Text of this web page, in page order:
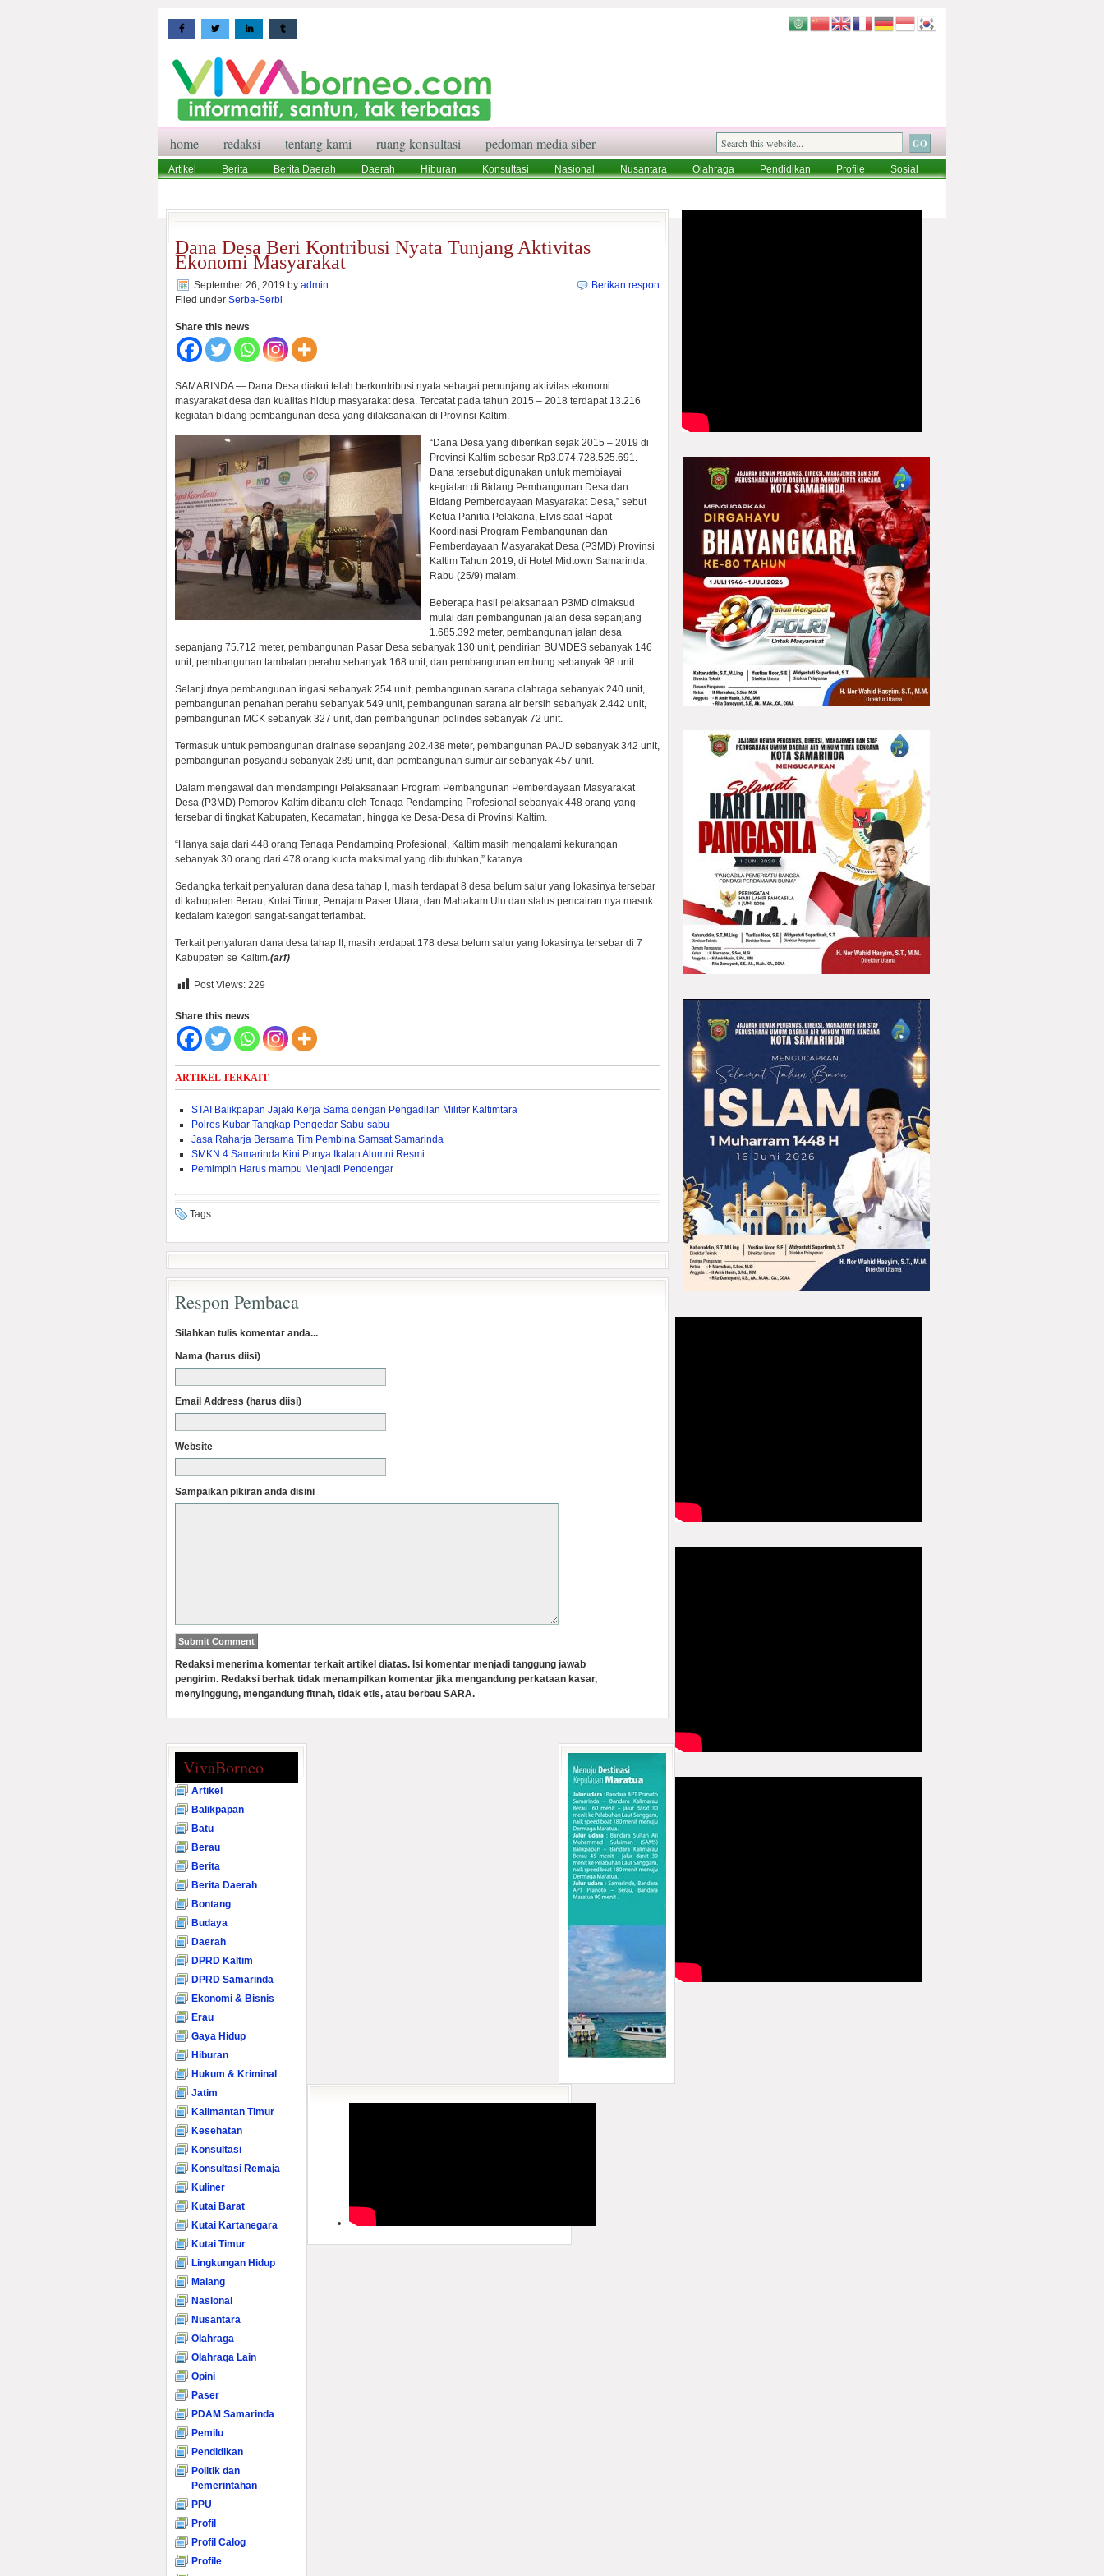
home redaksi tentang kami ruang konsultasi pedoman media siber
Artikel Berita Berita Daerah Daerah Hiburan Konsultasi Nasional Nusantara Olahraga Pendidikan Profile
Sosial
Dana Desa Beri Kontribusi Nyata Tunjang Aktivitas
Ekonomi Masyarakat
September 26, 2019 by admin
Filed under Serba-Serbi
Berikan respon
Share this news
SAMARINDA — Dana Desa diakui telah berkontribusi nyata sebagai penunjang aktivitas ekonomi
masyarakat desa dan kualitas hidup masyarakat desa. Tercatat pada tahun 2015 – 2018 terdapat 13.216
kegiatan bidang pembangunan desa yang dilaksanakan di Provinsi Kaltim.
“Dana Desa yang diberikan sejak 2015 – 2019 di
Provinsi Kaltim sebesar Rp3.074.728.525.691.
Dana tersebut digunakan untuk membiayai
kegiatan di Bidang Pembangunan Desa dan
Bidang Pemberdayaan Masyarakat Desa,” sebut
Ketua Panitia Pelakana, Elvis saat Rapat
Koordinasi Program Pembangunan dan
Pemberdayaan Masyarakat Desa (P3MD) Provinsi
Kaltim Tahun 2019, di Hotel Midtown Samarinda,
Rabu (25/9) malam.
Beberapa hasil pelaksanaan P3MD dimaksud
mulai dari pembangunan jalan desa sepanjang
1.685.392 meter, pembangunan jalan desa
sepanjang 75.712 meter, pembangunan Pasar Desa sebanyak 130 unit, pendirian BUMDES sebanyak 146
unit, pembangunan tambatan perahu sebanyak 168 unit, dan pembangunan embung sebanyak 98 unit.
Selanjutnya pembangunan irigasi sebanyak 254 unit, pembangunan sarana olahraga sebanyak 240 unit,
pembangunan penahan perahu sebanyak 549 unit, pembangunan sarana air bersih sebanyak 2.442 unit,
pembangunan MCK sebanyak 327 unit, dan pembangunan polindes sebanyak 72 unit.
Termasuk untuk pembangunan drainase sepanjang 202.438 meter, pembangunan PAUD sebanyak 342 unit,
pembangunan posyandu sebanyak 289 unit, dan pembangunan sumur air sebanyak 457 unit.
Dalam mengawal dan mendampingi Pelaksanaan Program Pembangunan Pemberdayaan Masyarakat
Desa (P3MD) Pemprov Kaltim dibantu oleh Tenaga Pendamping Profesional sebanyak 448 orang yang
tersebar di tingkat Kabupaten, Kecamatan, hingga ke Desa-Desa di Provinsi Kaltim.
“Hanya saja dari 448 orang Tenaga Pendamping Profesional, Kaltim masih mengalami kekurangan
sebanyak 30 orang dari 478 orang kuota maksimal yang dibutuhkan,” katanya.
Sedangka terkait penyaluran dana desa tahap I, masih terdapat 8 desa belum salur yang lokasinya tersebar
di kabupaten Berau, Kutai Timur, Penajam Paser Utara, dan Mahakam Ulu dan status pencairan nya masuk
kedalam kategori sangat-sangat terlambat.
Terkait penyaluran dana desa tahap II, masih terdapat 178 desa belum salur yang lokasinya tersebar di 7
Kabupaten se Kaltim.(arf)
Post Views: 229
Share this news
ARTIKEL TERKAIT
STAI Balikpapan Jajaki Kerja Sama dengan Pengadilan Militer Kaltimtara
Polres Kubar Tangkap Pengedar Sabu-sabu
Jasa Raharja Bersama Tim Pembina Samsat Samarinda
SMKN 4 Samarinda Kini Punya Ikatan Alumni Resmi
Pemimpin Harus mampu Menjadi Pendengar
Tags:
Respon Pembaca
Silahkan tulis komentar anda...
Nama (harus diisi)
Email Address (harus diisi)
Website
Sampaikan pikiran anda disini
Redaksi menerima komentar terkait artikel diatas. Isi komentar menjadi tanggung jawab
pengirim. Redaksi berhak tidak menampilkan komentar jika mengandung perkataan kasar,
menyinggung, mengandung fitnah, tidak etis, atau berbau SARA.
VivaBorneo
Artikel
Balikpapan
Batu
Berau
Berita
Berita Daerah
Bontang
Budaya
Daerah
DPRD Kaltim
DPRD Samarinda
Ekonomi & Bisnis
Erau
Gaya Hidup
Hiburan
Hukum & Kriminal
Jatim
Kalimantan Timur
Kesehatan
Konsultasi
Konsultasi Remaja
Kuliner
Kutai Barat
Kutai Kartanegara
Kutai Timur
Lingkungan Hidup
Malang
Nasional
Nusantara
Olahraga
Olahraga Lain
Opini
Paser
PDAM Samarinda
Pemilu
Pendidikan
Politik dan
Pemerintahan
PPU
Profil
Profil Calog
Profile